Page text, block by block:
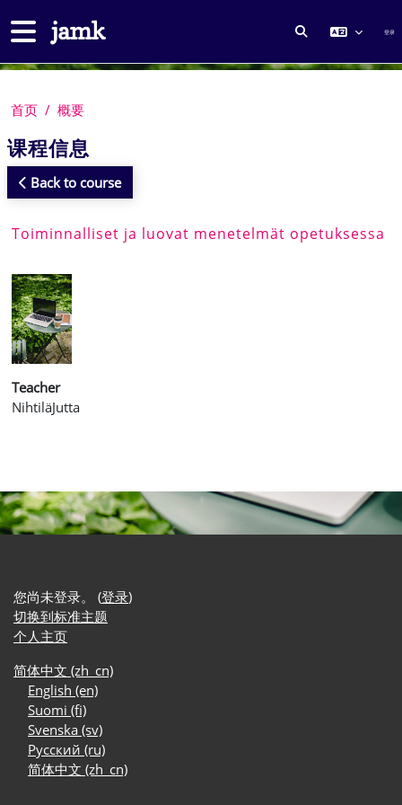
停靠面板
切换搜索输入 登录
首页 概要
课程信息
Back to course
Toiminnalliset ja luovat menetelmät opetuksessa
Teacher
NihtiläJutta
您尚未登录。 (登录)
切换到标准主题
个人主页
简体中文 ‎(zh_cn)‎
English ‎(en)‎
Suomi ‎(fi)‎
Svenska ‎(sv)‎
Русский ‎(ru)‎
简体中文 ‎(zh_cn)‎